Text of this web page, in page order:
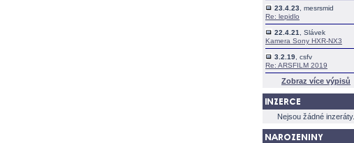
23.4.23 , mesrsmid
Re: lepidlo
22.4.21
, Slávek
Kamera Sony HXR-NX3
3.2.19 , csfv
Re: ARSFILM 2019
Zobraz více výpisů
Nejsou žádné inzeráty.